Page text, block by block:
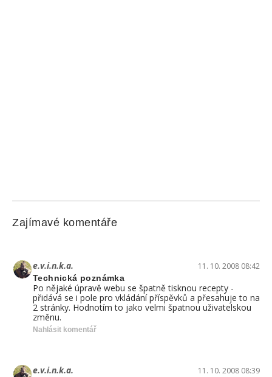
Zajímavé komentáře
e.v.i.n.k.a. 11. 10. 2008 08:42
Technická poznámka
Po nějaké úpravě webu se špatně tisknou recepty -
přidává se i pole pro vkládání příspěvků a přesahuje to na
2 stránky. Hodnotím to jako velmi špatnou uživatelskou
změnu.
Nahlásit komentář
e.v.i.n.k.a. 11. 10. 2008 08:39